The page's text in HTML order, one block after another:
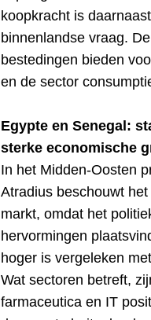
koopkracht is
binnenlandse vraag.
bestedingen bieden
en de sector
Egypte en Senegal:
sterke economische
In het Midden-Oosten
Atradius beschouwt
markt, omdat het
hervormingen
hoger is vergeleken
Wat sectoren betreft,
farmaceutica en IT